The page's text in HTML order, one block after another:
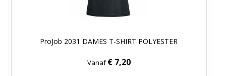
ProJob 2031 DAMES T-SHIRT POLYESTER
Vanaf€ 7,20